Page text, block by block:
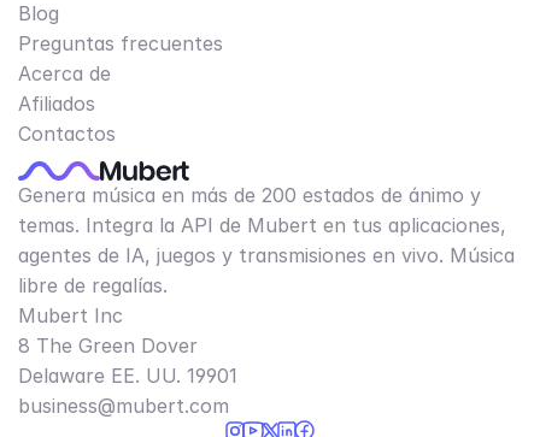
Blog
Preguntas frecuentes
Acerca de
Afiliados
Contactos
Genera música en más de 200 estados de ánimo y
temas. Integra la API de Mubert en tus aplicaciones,
agentes de IA, juegos y transmisiones en vivo. Música
libre de regalías.
Mubert Inc
8 The Green Dover
Delaware EE. UU. 19901​
business@mubert.com